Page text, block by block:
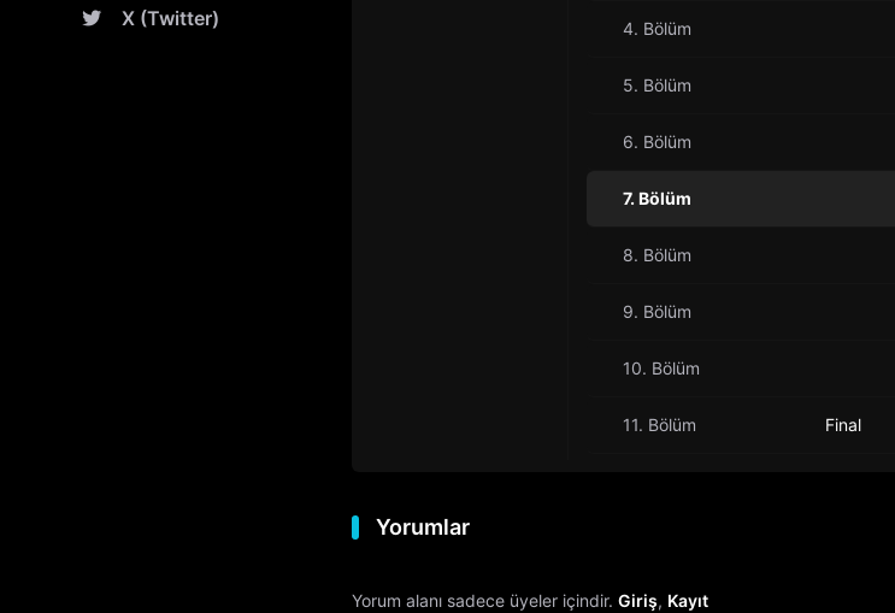
X (Twitter)
4. Bölüm
5. Bölüm
6. Bölüm
7. Bölüm
8. Bölüm
9. Bölüm
10. Bölüm
11. Bölüm Final
Yorumlar
Yorum alanı sadece üyeler içindir. Giriş, Kayıt